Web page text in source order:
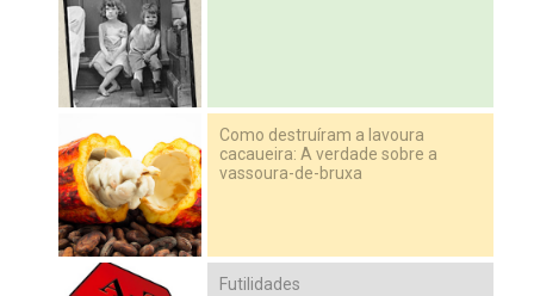
Como destruíram a lavoura
cacaueira: A verdade sobre a
vassoura-de-bruxa
Futilidades